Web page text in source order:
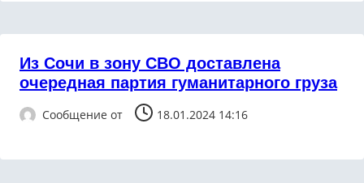
Из Сочи в зону СВО доставлена
очередная партия гуманитарного груза
Сообщение от 18.01.2024 14:16